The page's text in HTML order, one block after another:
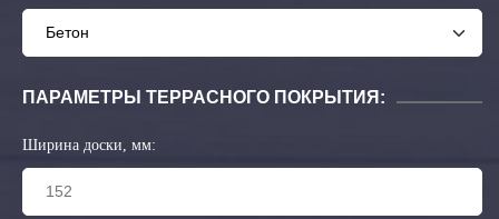
ПАРАМЕТРЫ ТЕРРАСНОГО ПОКРЫТИЯ:
Ширина доски, мм: